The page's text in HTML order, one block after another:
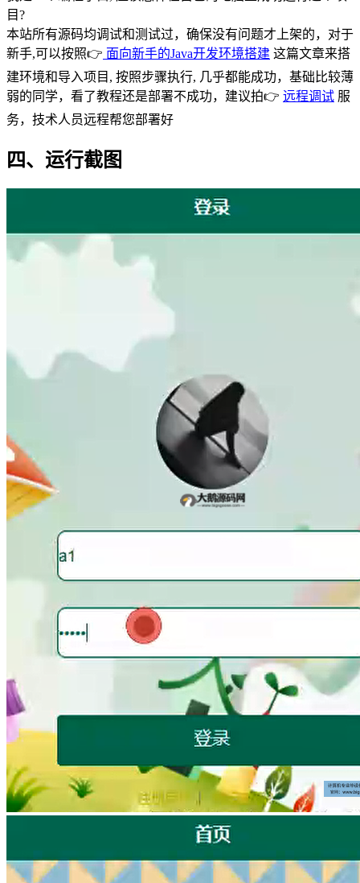
目?
本站所有源码均调试和测试过，确保没有问题才上架的，对于
新手,可以按照👉 面向新手的Java开发环境搭建 这篇文章来搭
建环境和导入项目, 按照步骤执行, 几乎都能成功，基础比较薄
弱的同学，看了教程还是部署不成功，建议拍👉 远程调试 服
务，技术人员远程帮您部署好
四、运行截图